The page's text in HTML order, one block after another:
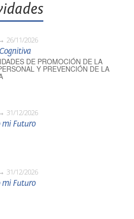
26/11/2026
DE PROMOCIÓN DE LA
Y PREVENCIÓN DE LA
31/12/2026
mi Futuro
31/12/2026
mi Futuro